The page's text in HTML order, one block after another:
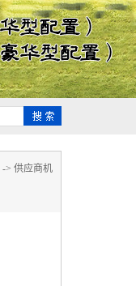
-> 供应商机